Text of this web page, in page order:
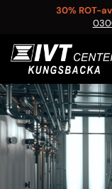
content
30% ROT-